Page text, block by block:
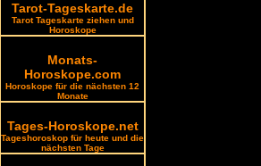
Tarot-Tageskarte.de
Tarot Tageskarte ziehen und
Horoskope
Monats-
Horoskope.com
Horoskope für die nächsten 12
Monate
Tages-Horoskope.net
Tageshoroskop für heute und die
nächsten Tage